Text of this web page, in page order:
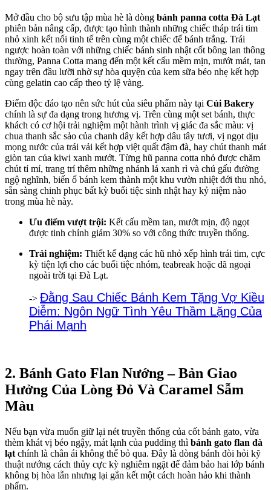
Mở đầu cho bộ sưu tập mùa hè là dòng bánh panna cotta Đà Lạt
phiên bản nâng cấp, được tạo hình thành những chiếc tháp trái tim
nhỏ xinh kết nối tinh tế trên cùng một chiếc đế bánh trắng. Trái
ngược hoàn toàn với những chiếc bánh sinh nhật cốt bông lan thông
thường, Panna Cotta mang đến một kết cấu mềm mịn, mướt mát, tan
ngay trên đầu lưỡi nhờ sự hòa quyện của kem sữa béo nhẹ kết hợp
cùng gelatin cao cấp theo tỷ lệ vàng.
Điểm độc đáo tạo nên sức hút của siêu phẩm này tại Củi Bakery
chính là sự đa dạng trong hương vị. Trên cùng một set bánh, thực
khách có cơ hội trải nghiệm một hành trình vị giác đa sắc màu: vị
chua thanh sắc sảo của chanh dây kết hợp dâu tây tươi, vị ngọt dịu
mọng nước của trái vải kết hợp việt quất đậm đà, hay chút thanh mát
giòn tan của kiwi xanh mướt. Từng hũ panna cotta nhỏ được chăm
chút tỉ mỉ, trang trí thêm những nhánh lá xanh rì và chú gấu đường
ngộ nghĩnh, biến ổ bánh kem thành một khu vườn nhiệt đới thu nhỏ,
sẵn sàng chinh phục bất kỳ buổi tiệc sinh nhật hay kỷ niệm nào
trong mùa hè này.
Ưu điểm vượt trội: Kết cấu mềm tan, mướt mịn, độ ngọt
được tinh chỉnh giảm 30% so với công thức truyền thống.
Trải nghiệm: Thiết kế dạng các hũ nhỏ xếp hình trái tim, cực
kỳ tiện lợi cho các buổi tiệc nhóm, teabreak hoặc dã ngoại
ngoài trời tại Đà Lạt.
-> Đằng Sau Chiếc Bánh Kem Tặng Vợ Kiều
Diễm: Ngôn Ngữ Tình Yêu Thầm Lặng Của
Phái Mạnh
2. Bánh Gato Flan Nướng – Bản Giao
Hưởng Của Lòng Đỏ Và Caramel Sẫm
Màu
Nếu bạn vừa muốn giữ lại nét truyền thống của cốt bánh gato, vừa
thèm khát vị béo ngậy, mát lạnh của pudding thì bánh gato flan đà
lạt chính là chân ái không thể bỏ qua. Đây là dòng bánh đòi hỏi kỹ
thuật nướng cách thủy cực kỳ nghiêm ngặt để đảm bảo hai lớp bánh
không bị hòa lẫn nhưng lại gắn kết một cách hoàn hảo khi thành
phẩm.